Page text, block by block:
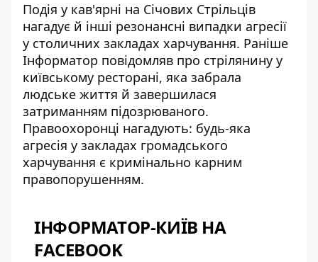
Подія у кав'ярні на Січових Стрільців
нагадує й інші резонансні випадки агресії
у столичних закладах харчування. Раніше
Інформатор повідомляв про стрілянину у
київському ресторані, яка забрала
людське життя й завершилася
затриманням підозрюваного.
Правоохоронці нагадують: будь-яка
агресія у закладах громадського
харчування є кримінально карним
правопорушенням.
ІНФОРМАТОР-КИЇВ НА
FACEBOOK